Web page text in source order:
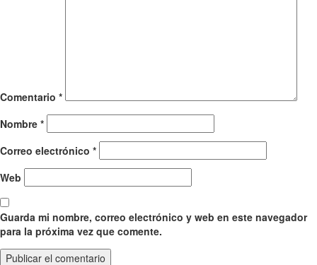
Comentario *
Nombre *
Correo electrónico *
Web
Guarda mi nombre, correo electrónico y web en este navegador
para la próxima vez que comente.